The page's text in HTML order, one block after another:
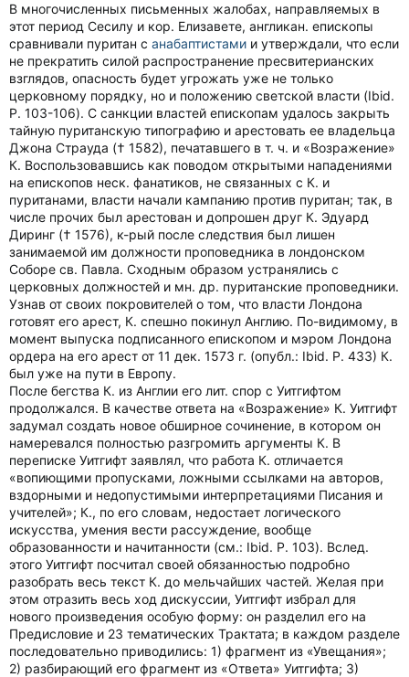
В многочисленных письменных жалобах, направляемых в
этот период Сесилу и кор. Елизавете, англикан. епископы
сравнивали пуритан с анабаптистами и утверждали, что если
не прекратить силой распространение пресвитерианских
взглядов, опасность будет угрожать уже не только
церковному порядку, но и положению светской власти (Ibid.
P. 103-106). С санкции властей епископам удалось закрыть
тайную пуританскую типографию и арестовать ее владельца
Джона Страуда († 1582), печатавшего в т. ч. и «Возражение»
К. Воспользовавшись как поводом открытыми нападениями
на епископов неск. фанатиков, не связанных с К. и
пуританами, власти начали кампанию против пуритан; так, в
числе прочих был арестован и допрошен друг К. Эдуард
Диринг († 1576), к-рый после следствия был лишен
занимаемой им должности проповедника в лондонском
Соборе св. Павла. Сходным образом устранялись с
церковных должностей и мн. др. пуританские проповедники.
Узнав от своих покровителей о том, что власти Лондона
готовят его арест, К. спешно покинул Англию. По-видимому, в
момент выпуска подписанного епископом и мэром Лондона
ордера на его арест от 11 дек. 1573 г. (опубл.: Ibid. P. 433) К.
был уже на пути в Европу.
После бегства К. из Англии его лит. спор с Уитгифтом
продолжался. В качестве ответа на «Возражение» К. Уитгифт
задумал создать новое обширное сочинение, в котором он
намеревался полностью разгромить аргументы К. В
переписке Уитгифт заявлял, что работа К. отличается
«вопиющими пропусками, ложными ссылками на авторов,
вздорными и недопустимыми интерпретациями Писания и
учителей»; К., по его словам, недостает логического
искусства, умения вести рассуждение, вообще
образованности и начитанности (см.: Ibid. P. 103). Вслед.
этого Уитгифт посчитал своей обязанностью подробно
разобрать весь текст К. до мельчайших частей. Желая при
этом отразить весь ход дискуссии, Уитгифт избрал для
нового произведения особую форму: он разделил его на
Предисловие и 23 тематических Трактата; в каждом разделе
последовательно приводились: 1) фрагмент из «Увещания»;
2) разбирающий его фрагмент из «Ответа» Уитгифта; 3)